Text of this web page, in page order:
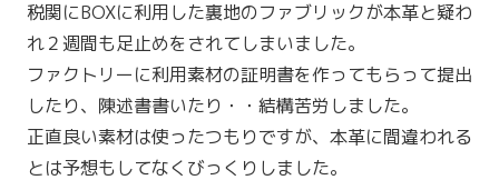
税関にBOXに利用した裏地のファブリックが本革と疑わ
れ２週間も足止めをされてしまいました。
ファクトリーに利用素材の証明書を作ってもらって提出
したり、陳述書書いたり・・結構苦労しました。
正直良い素材は使ったつもりですが、本革に間違われる
とは予想もしてなくびっくりしました。